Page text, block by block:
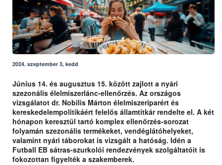
2024. szeptember 3, kedd
Június 14. és augusztus 15. között zajlott a nyári
szezonális élelmiszerlánc-ellenőrzés. Az országos
vizsgálatot dr. Nobilis Márton élelmiszeriparért és
kereskedelempolitikáért felelős államtitkár rendelte el. A két
hónapon keresztül tartó komplex ellenőrzés-sorozat
folyamán szezonális termékeket, vendéglátóhelyeket,
valamint nyári táborokat is vizsgált a hatóság. Idén a
Futball EB sátras-szurkolói rendezvények szolgáltatóit is
fokozottan figyelték a szakemberek.